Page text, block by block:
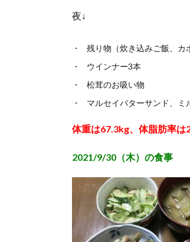
夜↓
残り物（炊き込みご飯、カ
ウインナー3本
松茸のお吸い物
マルセイバターサンド、ミ
体重は67.3kg、体脂肪率は
2021/9/30（木）の食事